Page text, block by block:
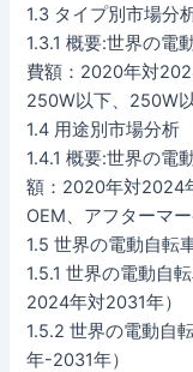
1.3 タイプ別市場分
1.3.1 概要:世界の電
費額：2020年対
250W以下、250W
1.4 用途別市場分析
1.4.1 概要:世界の電
額：2020年対2024
OEM、アフターマ
1.5 世界の電動自転
1.5.1 世界の電動自
2024年対2031年）
1.5.2 世界の電動自
年-2031年）